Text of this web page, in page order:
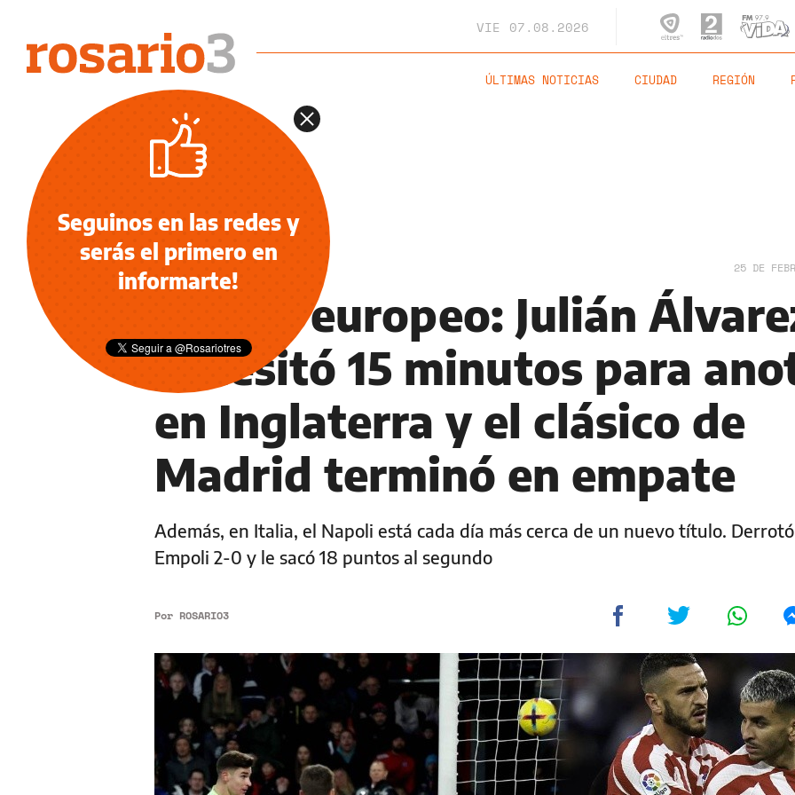
VIE 07.08.2026
ÚLTIMAS NOTICIAS CIUDAD REGIÓN
DEPORTES 25 DE
Fútbol europeo: Julián
necesitó 15 minutos para
en Inglaterra y el clásico de
Madrid terminó en empate
Además, en Italia, el Napoli está cada día más cerca de un nuevo título.
Empoli 2-0 y le sacó 18 puntos al segundo
Por ROSARIO3
Seguinos en las redes y
serás el primero en
informarte!